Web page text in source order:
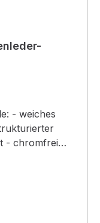
- weiches
- chromfrei